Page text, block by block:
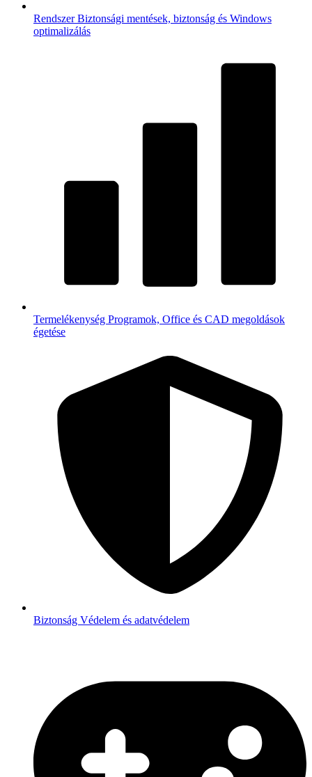
RendszerBiztonsági mentések, biztonság és Windows
optimalizálás
Termelékenység Programok, Office és CAD megoldások
égetése
Biztonság Védelem és adatvédelem